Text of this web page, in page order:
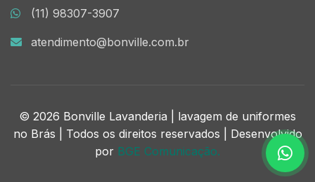
(11) 98307-3907
atendimento@bonville.com.br
© 2026 Bonville Lavanderia | lavagem de uniformes
no Brás | Todos os direitos reservados | Desenvolvido
por BGE Comunicação.